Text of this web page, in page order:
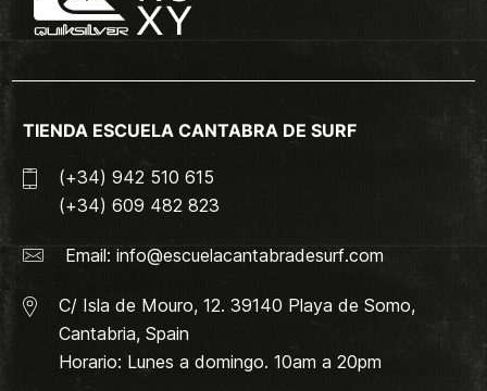
TIENDA ESCUELA CANTABRA DE SURF
(+34) 942 510 615
(+34) 609 482 823
Email: info@escuelacantabradesurf.com
C/ Isla de Mouro, 12. 39140 Playa de Somo,
Cantabria, Spain
Horario: Lunes a domingo. 10am a 20pm